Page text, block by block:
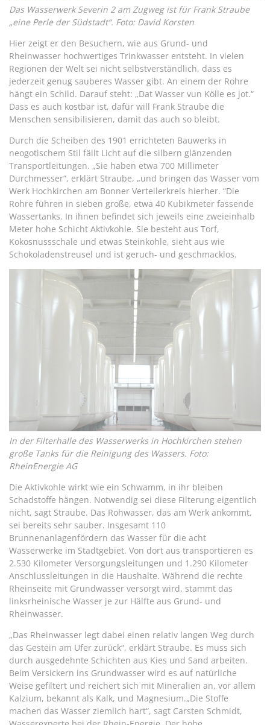
Das Wasserwerk Severin 2 am Zugweg ist für Frank Straube
„eine Perle der Südstadt“. Foto: David Korsten
Hier zeigt er den Besuchern, wie aus Grund- und
Rheinwasser hochwertiges Trinkwasser entsteht. In vielen
Regionen der Welt sei nicht selbstverständlich, dass es
jederzeit genug sauberes Wasser gibt. An einem der Rohre
hängt ein Schild. Darauf steht: „Dat Wasser vun Kölle es jot.“
Dass es auch kostbar ist, dafür will Frank Straube die
Menschen sensibilisieren, damit das auch so bleibt.
Durch die Scheiben des 1901 errichteten Bauwerks in
neogotischem Stil fällt Licht auf die silbern glänzenden
Transportleitungen. „Sie haben etwa 700 Millimeter
Durchmesser“, erklärt Straube, „und bringen das Wasser vom
Werk Hochkirchen am Bonner Verteilerkreis hierher. “Die
Rohre führen in sieben große, etwa 40 Kubikmeter fassende
Wassertanks. In ihnen befindet sich jeweils eine zweieinhalb
Meter hohe Schicht Aktivkohle. Sie besteht aus Torf,
Kokosnussschale und etwas Steinkohle, sieht aus wie
Schokoladenstreusel und ist geruch- und geschmacklos.
In der Filterhalle des Wasserwerks in Hochkirchen stehen
große Tanks für die Reinigung des Wassers. Foto:
RheinEnergie AG
Die Aktivkohle wirkt wie ein Schwamm, in ihr bleiben
Schadstoffe hängen. Notwendig sei diese Filterung eigentlich
nicht, sagt Straube. Das Rohwasser, das am Werk ankommt,
sei bereits sehr sauber. Insgesamt 110
Brunnenanlagenfördern das Wasser für die acht
Wasserwerke im Stadtgebiet. Von dort aus transportieren es
2.530 Kilometer Versorgungsleitungen und 1.290 Kilometer
Anschlussleitungen in die Haushalte. Während die rechte
Rheinseite mit Grundwasser versorgt wird, stammt das
linksrheinische Wasser je zur Hälfte aus Grund- und
Rheinwasser.
„Das Rheinwasser legt dabei einen relativ langen Weg durch
das Gestein am Ufer zurück“, erklärt Straube. Es muss sich
durch ausgedehnte Schichten aus Kies und Sand arbeiten.
Beim Versickern ins Grundwasser wird es auf natürliche
Weise gefiltert und reichert sich mit Mineralien an, vor allem
Kalzium, bekannt als Kalk, und Magnesium.„Die Stoffe
machen das Wasser ziemlich hart“, sagt Carsten Schmidt,